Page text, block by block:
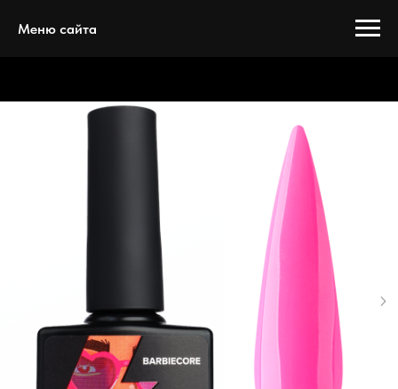
Меню сайта